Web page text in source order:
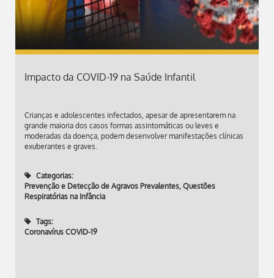
Impacto da COVID-19 na Saúde Infantil
Crianças e adolescentes infectados, apesar de apresentarem na
grande maioria dos casos formas assintomáticas ou leves e
moderadas da doença, podem desenvolver manifestações clínicas
exuberantes e graves.
Categorias:
Prevenção e Detecção de Agravos Prevalentes, Questões
Respiratórias na Infância
Tags:
Coronavírus COVID-19